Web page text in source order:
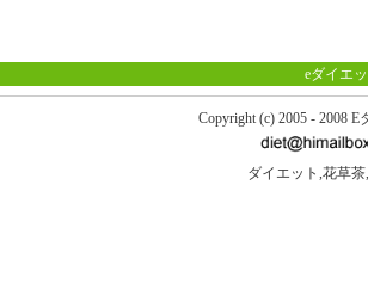
eダイエ
Copyright (c) 2005 - 2008
ダイエット,花草